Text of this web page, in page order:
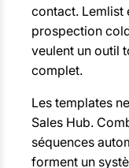
contact. Lemlist
prospection
veulent un outil
complet.
Les templates
Sales Hub.
séquences
forment un